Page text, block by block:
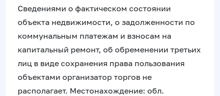
Сведениями о фактическом состоянии
объекта недвижимости, о задолженности по
коммунальным платежам и взносам на
капитальный ремонт, об обременении третьих
лиц в виде сохранения права пользования
объектами организатор торгов не
располагает. Местонахождение: обл.